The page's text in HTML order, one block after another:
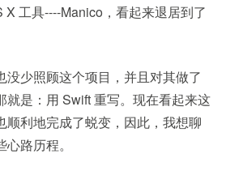
工具----Manico，看起来退居到了
没少照顾这个项目，并且对其做了
就是：用 Swift 重写。现在看起来这
顺利地完成了蜕变，因此，我想聊
路历程。